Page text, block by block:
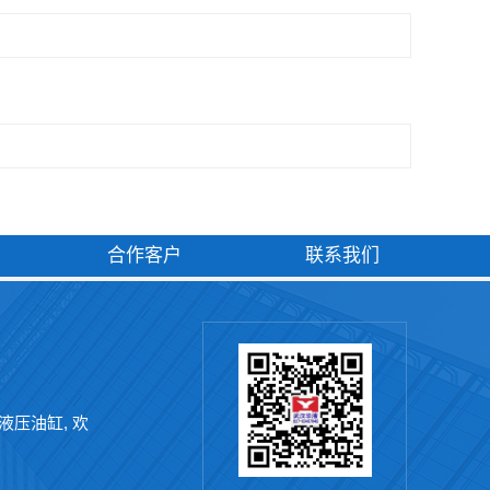
合作客户 联系我们
压油缸, 欢